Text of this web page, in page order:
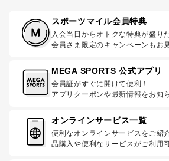
スポーツマイル会員特典
入会当日からオトクな特典が盛り
会員さま限定のキャンペーンもお
MEGA SPORTS 公式アプリ
会員証がすぐに開けて便利！
アプリクーポンや最新情報をお知
オンラインサービス一覧
便利なオンラインサービスをご紹
品購入や便利なサービスがご利用